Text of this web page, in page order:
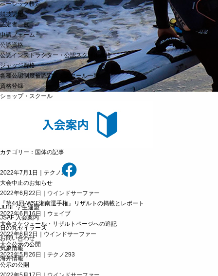
ベーシック検定
競技認定
認定者一覧
申請フォーム
公認資格
公認インストラクター・公認スクール資格
ジャッジ資格
各種公認制度被認定者・スクール一覧
資格登録
ショップ・スクール
JUBF 学生連盟
JSAF 入会案内
日の丸セイラーズ
お問い合わせ
気象情報
海外情報
カテゴリー：国体の記事
2022年7月1日｜テクノ293
大会中止のお知らせ
2022年6月22日｜ウインドサーファー
『第44回-WSF湘南選手権』リザルトの掲載とレポート
2022年6月16日｜ウェイブ
大会スケジュール・リザルトページへの追記
2022年6月2日｜ウインドサーファー
大会公示の公開
2022年5月26日｜テクノ293
公示の公開